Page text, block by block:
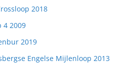
2018
4 2009
2019
Engelse Mijlenloop 2013